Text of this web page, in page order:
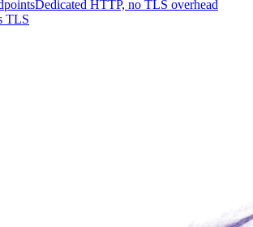
Dedicated HTTP, no TLS overhead
TLS